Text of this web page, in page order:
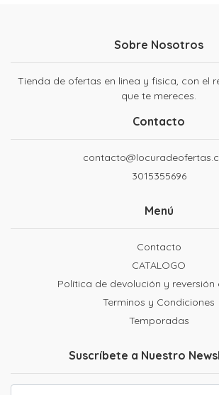
Sobre Nosotros
Tienda de ofertas en linea y fisica, con el
que te mereces.
Contacto
3015355696
Menú
Contacto
CATALOGO
Política de devolución y reversión
Terminos y Condiciones
Temporadas
Suscríbete a Nuestro